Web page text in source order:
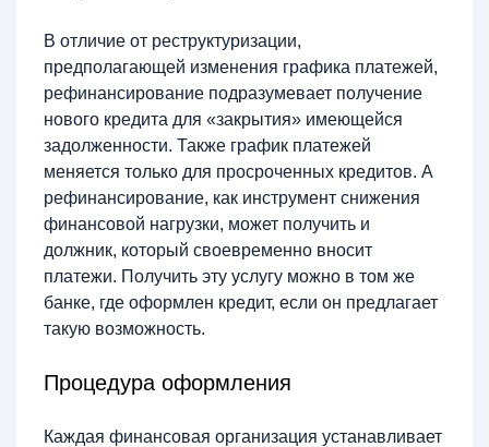
В отличие от реструктуризации,
предполагающей изменения графика платежей,
рефинансирование подразумевает получение
нового кредита для «закрытия» имеющейся
задолженности. Также график платежей
меняется только для просроченных кредитов. А
рефинансирование, как инструмент снижения
финансовой нагрузки, может получить и
должник, который своевременно вносит
платежи. Получить эту услугу можно в том же
банке, где оформлен кредит, если он предлагает
такую возможность.
Процедура оформления
Каждая финансовая организация устанавливает